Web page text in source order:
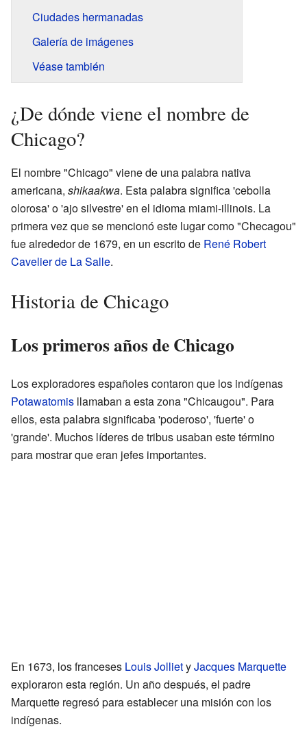
Ciudades hermanadas
Galería de imágenes
Véase también
¿De dónde viene el nombre de
Chicago?
El nombre "Chicago" viene de una palabra nativa
americana, shikaakwa. Esta palabra significa 'cebolla
olorosa' o 'ajo silvestre' en el idioma miami-illinois. La
primera vez que se mencionó este lugar como "Checagou"
fue alrededor de 1679, en un escrito de René Robert
Cavelier de La Salle.
Historia de Chicago
Los primeros años de Chicago
Los exploradores españoles contaron que los indígenas
Potawatomis llamaban a esta zona "Chicaugou". Para
ellos, esta palabra significaba 'poderoso', 'fuerte' o
'grande'. Muchos líderes de tribus usaban este término
para mostrar que eran jefes importantes.
En 1673, los franceses Louis JollietyJacques Marquette
exploraron esta región. Un año después, el padre
Marquette regresó para establecer una misión con los
indígenas.